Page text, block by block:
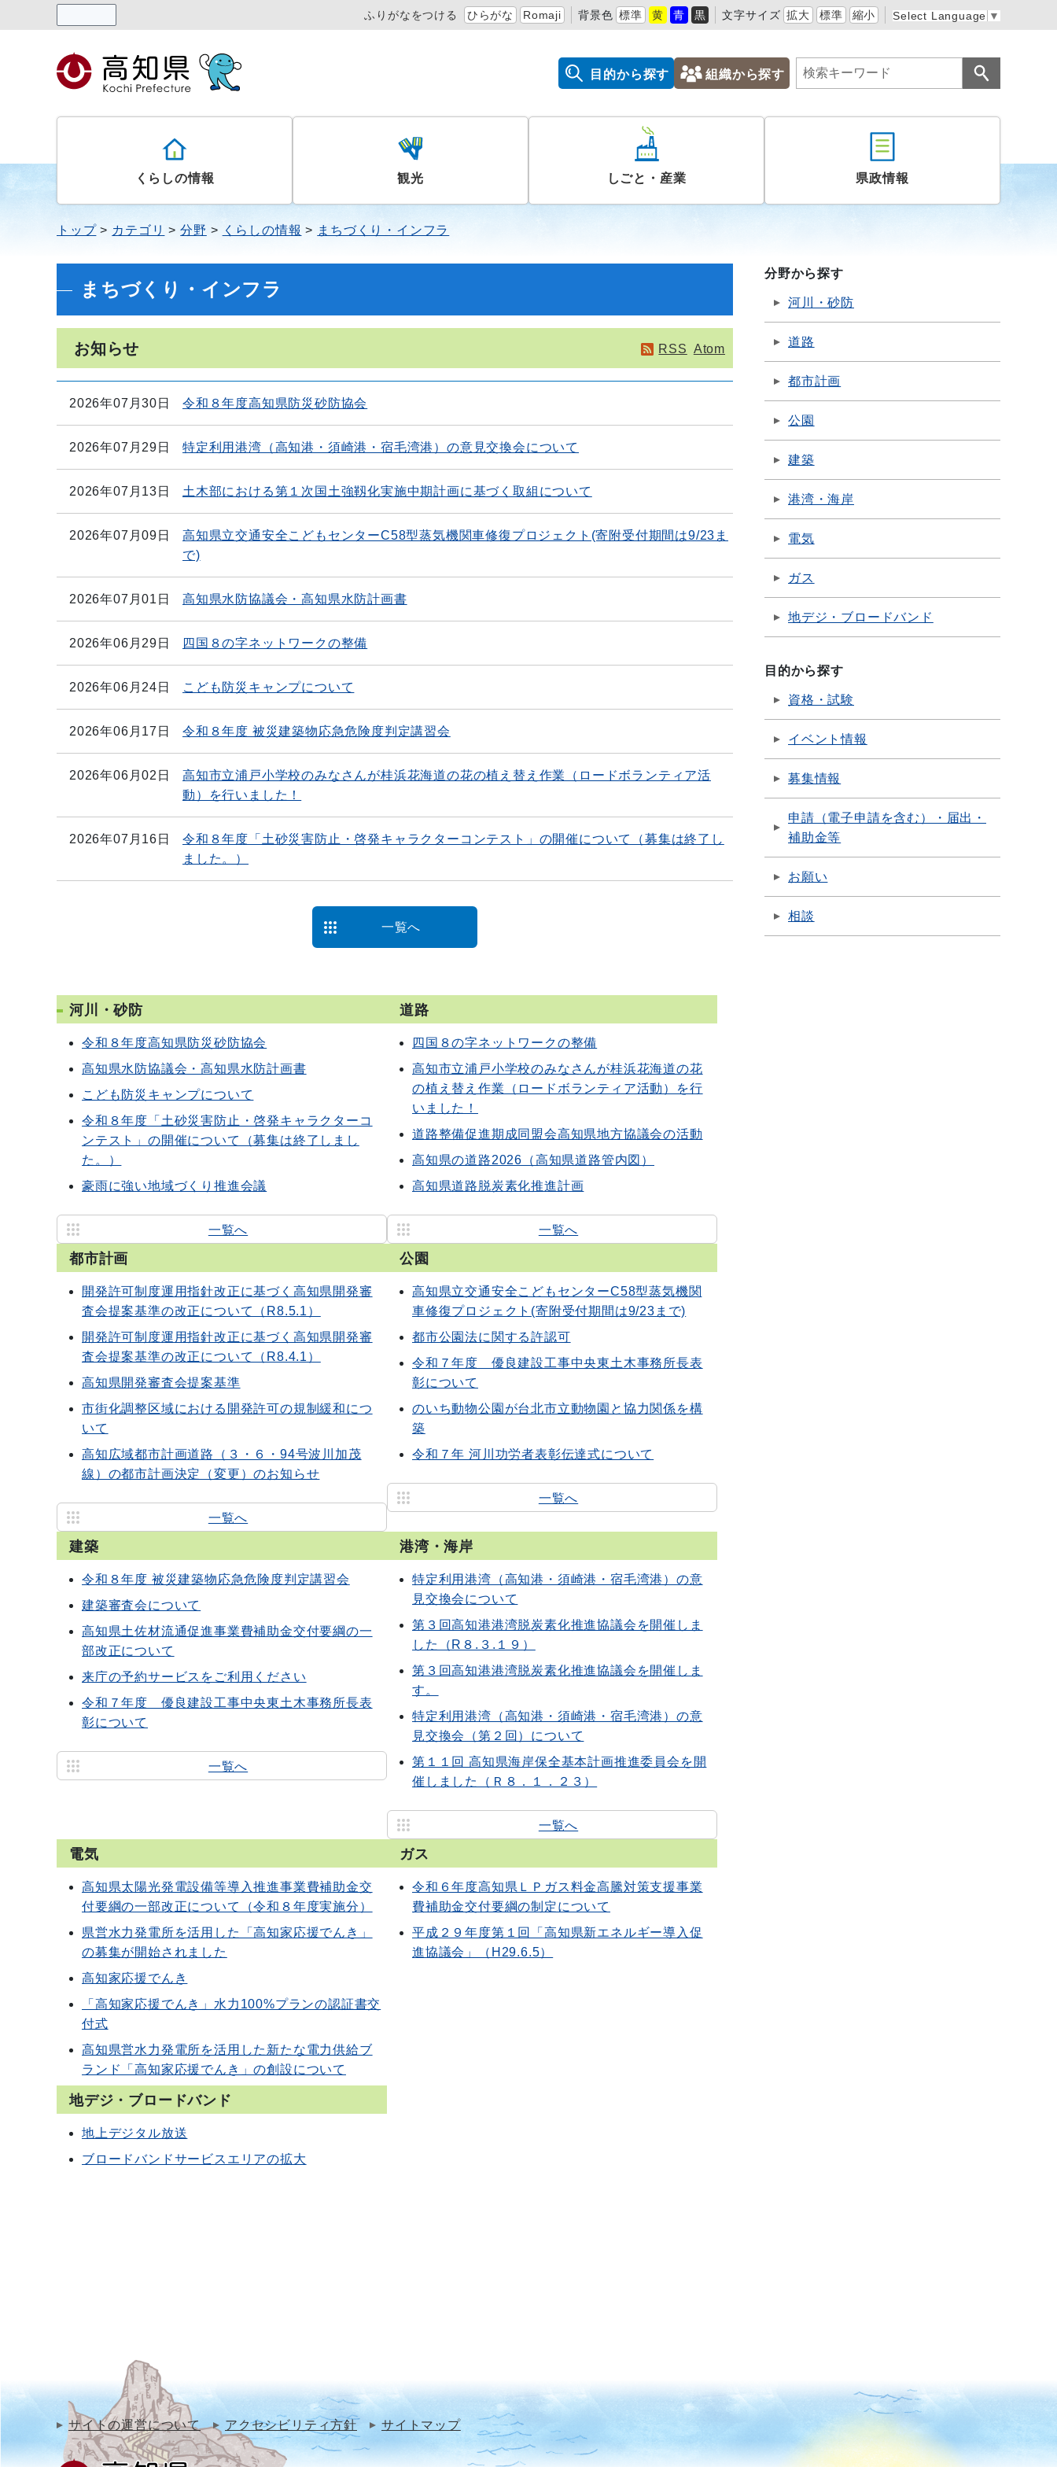
ふりがなをつける ひらがな Romaji 背景色 標準 黄 青 黒 文字サイズ 拡大 標準 縮小 Select Language ▼
目的から探す 組織から探す
くらしの情報 観光 しごと・産業 県政情報
トップ カテゴリ 分野 くらしの情報 まちづくり・インフラ
まちづくり・インフラ
お知らせ RSS Atom
2026年07月30日 令和８年度高知県防災砂防協会
2026年07月29日 特定利用港湾（高知港・須崎港・宿毛湾港）の意見交換会について
2026年07月13日 土木部における第１次国土強靱化実施中期計画に基づく取組について
2026年07月09日
高知県立交通安全こどもセンターC58型蒸気機関車修復プロジェクト(寄附受付期間は9/23ま
で)
2026年07月01日 高知県水防協議会・高知県水防計画書
2026年06月29日 四国８の字ネットワークの整備
2026年06月24日 こども防災キャンプについて
2026年06月17日 令和８年度 被災建築物応急危険度判定講習会
2026年06月02日
高知市立浦戸小学校のみなさんが桂浜花海道の花の植え替え作業（ロードボランティア活
動）を行いました！
2026年07月16日
令和８年度「土砂災害防止・啓発キャラクターコンテスト」の開催について（募集は終了し
ました。）
一覧へ
河川・砂防
令和８年度高知県防災砂防協会
高知県水防協議会・高知県水防計画書
こども防災キャンプについて
令和８年度「土砂災害防止・啓発キャラクターコ
ンテスト」の開催について（募集は終了しまし
た。）
豪雨に強い地域づくり推進会議
一覧へ
道路
四国８の字ネットワークの整備
高知市立浦戸小学校のみなさんが桂浜花海道の花
の植え替え作業（ロードボランティア活動）を行
いました！
道路整備促進期成同盟会高知県地方協議会の活動
高知県の道路2026（高知県道路管内図）
高知県道路脱炭素化推進計画
一覧へ
都市計画
開発許可制度運用指針改正に基づく高知県開発審
査会提案基準の改正について（R8.5.1）
開発許可制度運用指針改正に基づく高知県開発審
査会提案基準の改正について（R8.4.1）
高知県開発審査会提案基準
市街化調整区域における開発許可の規制緩和につ
いて
高知広域都市計画道路（３・６・94号波川加茂
線）の都市計画決定（変更）のお知らせ
一覧へ
公園
高知県立交通安全こどもセンターC58型蒸気機関
車修復プロジェクト(寄附受付期間は9/23まで)
都市公園法に関する許認可
令和７年度 優良建設工事中央東土木事務所長表
彰について
のいち動物公園が台北市立動物園と協力関係を構
築
令和７年 河川功労者表彰伝達式について
一覧へ
建築
令和８年度 被災建築物応急危険度判定講習会
建築審査会について
高知県土佐材流通促進事業費補助金交付要綱の一
部改正について
来庁の予約サービスをご利用ください
令和７年度 優良建設工事中央東土木事務所長表
彰について
一覧へ
港湾・海岸
特定利用港湾（高知港・須崎港・宿毛湾港）の意
見交換会について
第３回高知港港湾脱炭素化推進協議会を開催しま
した（R８.３.１９）
第３回高知港港湾脱炭素化推進協議会を開催しま
す。
特定利用港湾（高知港・須崎港・宿毛湾港）の意
見交換会（第２回）について
第１１回 高知県海岸保全基本計画推進委員会を開
催しました（Ｒ８．１．２３）
一覧へ
電気
高知県太陽光発電設備等導入推進事業費補助金交
付要綱の一部改正について（令和８年度実施分）
県営水力発電所を活用した「高知家応援でんき」
の募集が開始されました
高知家応援でんき
「高知家応援でんき」水力100%プランの認証書交
付式
高知県営水力発電所を活用した新たな電力供給ブ
ランド「高知家応援でんき」の創設について
ガス
令和６年度高知県ＬＰガス料金高騰対策支援事業
費補助金交付要綱の制定について
平成２９年度第１回「高知県新エネルギー導入促
進協議会」（H29.6.5）
地デジ・ブロードバンド
地上デジタル放送
ブロードバンドサービスエリアの拡大
分野から探す
河川・砂防
道路
都市計画
公園
建築
港湾・海岸
電気
ガス
地デジ・ブロードバンド
目的から探す
資格・試験
イベント情報
募集情報
申請（電子申請を含む）・届出・
補助金等
お願い
相談
サイトの運営について アクセシビリティ方針 サイトマップ